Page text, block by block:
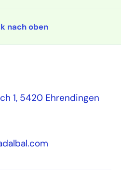
nach oben
1, 5420 Ehrendingen